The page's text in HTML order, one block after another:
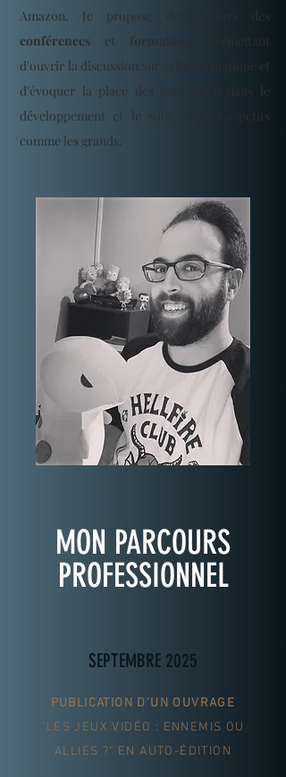
Amazon. Je propose depuis lors des
conférences et formations
permettant
d'ouvrir la discussion sur cette thématique et
d'évoquer la place des jeux vidéo dans le
développement et le soin, chez les petits
comme les grands.
MON PARCOURS
PROFESSIONNEL
SEPTEMBRE 2025
PUBLICATION D'UN OUVRAGE
"LES JEUX VIDÉO : ENNEMIS OU
ALLIÉS ?" EN AUTO-ÉDITION